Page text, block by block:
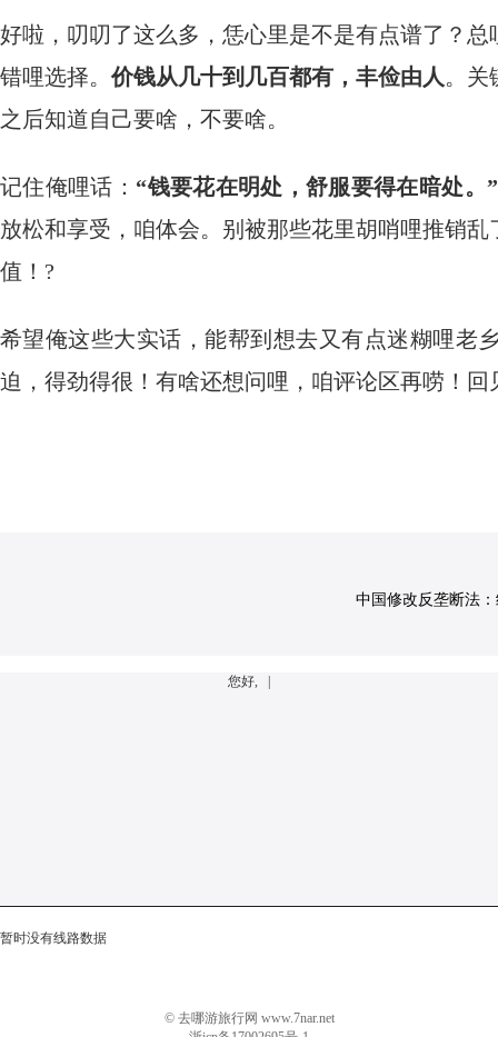
好啦，叨叨了这么多，恁心里是不是有点谱了？
错哩选择。价钱从几十到几百都有，丰俭由人 。关
之后知道自己要啥，不要啥。
记住俺哩话： “钱要花在明处，舒服要得在暗处。”
放松和享受，咱体会。别被那些花里胡哨哩推销
值！?
希望俺这些大实话，能帮到想去又有点迷糊哩老
迫，得劲得很！有啥还想问哩，咱评论区再唠！回
中国修改反垄断法
您好, |
暂时没有线路数据
© 去哪游旅行网 www.7nar.net